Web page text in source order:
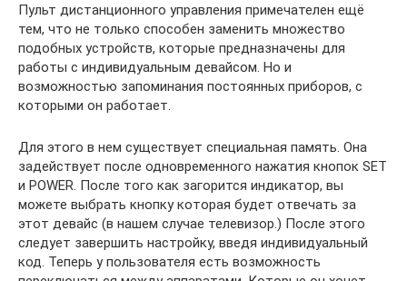
Пульт дистанционного управления примечателен ещё
тем, что не только способен заменить множество
подобных устройств, которые предназначены для
работы с индивидуальным девайсом. Но и
возможностью запоминания постоянных приборов, с
которыми он работает.
Для этого в нем существует специальная память. Она
задействует после одновременного нажатия кнопок SET
и POWER. После того как загорится индикатор, вы
можете выбрать кнопку которая будет отвечать за
этот девайс (в нашем случае телевизор.) После этого
следует завершить настройку, введя индивидуальный
код. Теперь у пользователя есть возможность